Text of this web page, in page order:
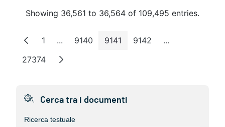
Showing 36,561 to 36,564 of 109,495 entries.
Page
1 ...Intermediate Pages
Page
9140 Page
9141 Page
9142 ...Intermediate
Page
27374
Cerca tra i documenti
Ricerca testuale